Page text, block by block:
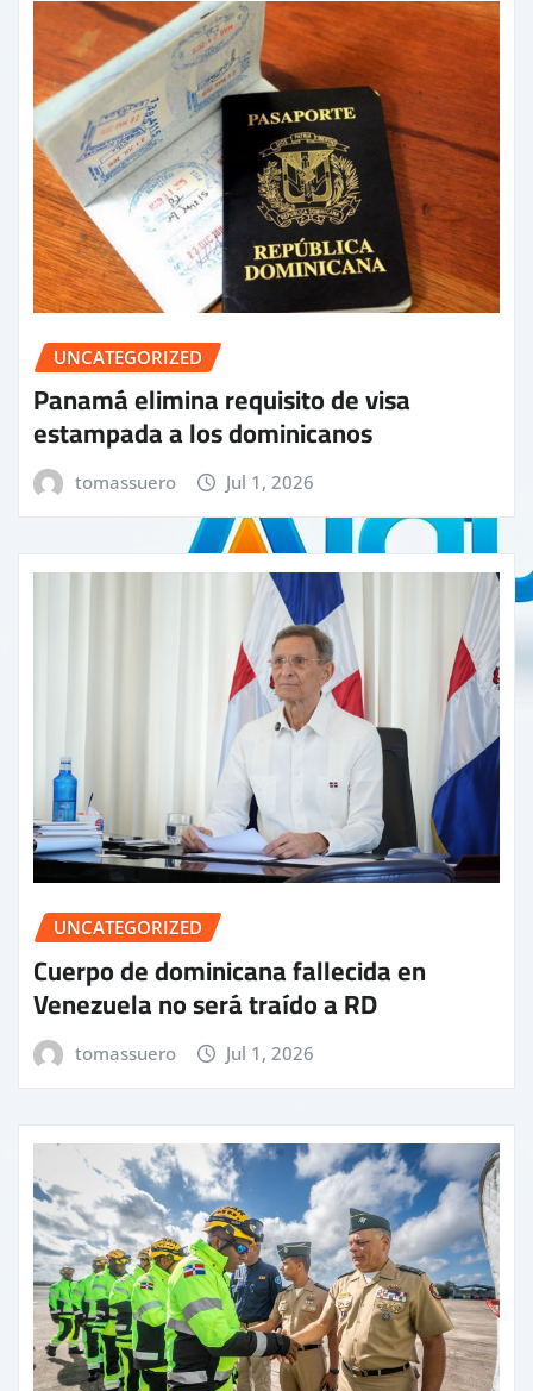
UNCATEGORIZED
Panamá elimina requisito de visa
estampada a los dominicanos
tomassuero Jul 1, 2026
UNCATEGORIZED
Cuerpo de dominicana fallecida en
Venezuela no será traído a RD
tomassuero Jul 1, 2026